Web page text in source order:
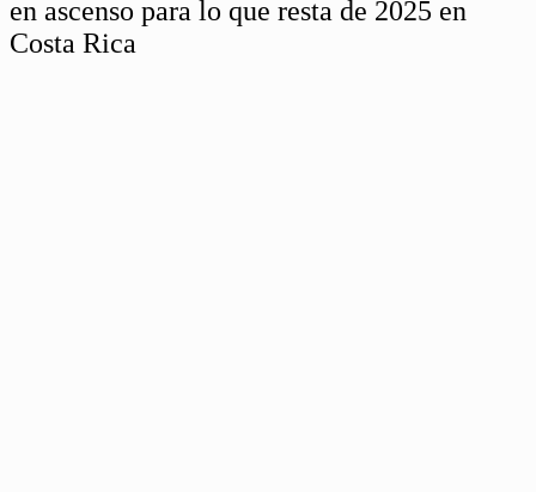
en ascenso para lo que resta de 2025 en
Costa Rica